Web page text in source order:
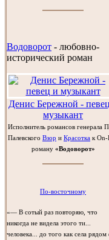
Водоворот - любовно-
исторический роман
Денис Бережной -
музыкант
Исполнитель романсов генерала
Палевского Взор и Красотка к
роману «Водоворот»
По-восточному
«— В сотый раз повторяю, что
никогда не видела этого ти...
человека... до того как села рядом